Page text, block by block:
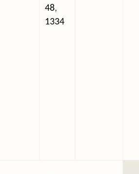
48,
1334